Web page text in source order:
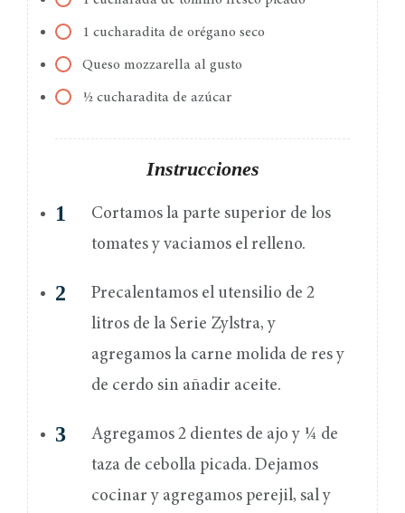
1 cucharadita de orégano seco
Queso mozzarella al gusto
½ cucharadita de azúcar
Instrucciones
Cortamos la parte superior de los
tomates y vaciamos el relleno.
Precalentamos el utensilio de 2
litros de la Serie Zylstra, y
agregamos la carne molida de res y
de cerdo sin añadir aceite.
Agregamos 2 dientes de ajo y ¼ de
taza de cebolla picada. Dejamos
cocinar y agregamos perejil, sal y